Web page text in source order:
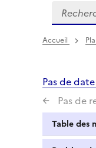
Formulaire
de
recherche
Accueil
Pas de
Pas de
Table des